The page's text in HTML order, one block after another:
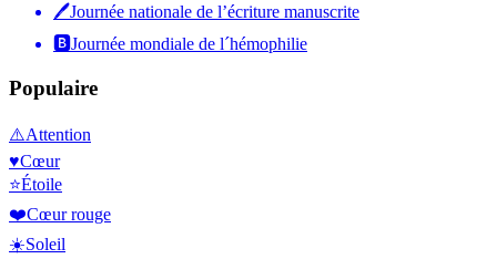
🖊Journée nationale de l’écriture manuscrite
🅱️Journée mondiale de l´hémophilie
Populaire
⚠️Attention
♥️Cœur
⭐Étoile
❤️Cœur rouge
☀️Soleil